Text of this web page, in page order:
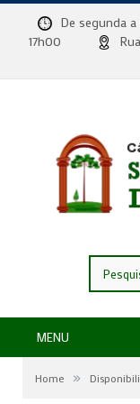
De segunda
17h00
por:
MENU
Home »